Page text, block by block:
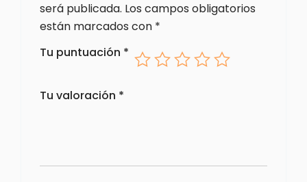
será publicada. Los campos obligatorios
están marcados con *
Tu puntuación *
Tu valoración *